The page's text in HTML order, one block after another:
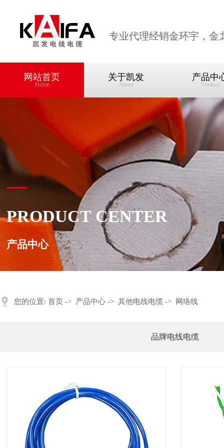
专业代理经销金环宇，金
网站首页
Home
关于凯发
About
产品中
Product
PRODUCT CENTER
产品中心
您的位置: 首页 -> 产品中心 -> 其他电线电缆 -> 网络线
品牌电线电缆